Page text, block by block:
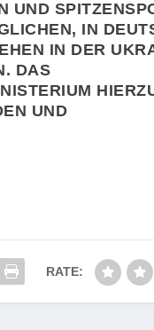
UND
IN
IN DER
DAS
UND
RATE: